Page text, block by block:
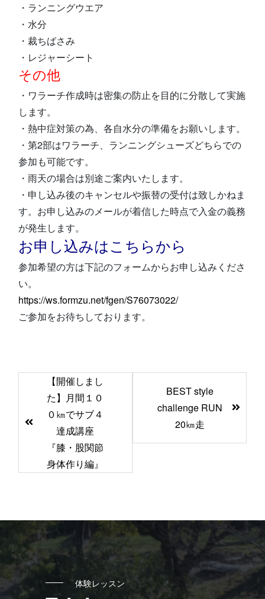
・ランニングウエア
・水分
・裁ちばさみ
・レジャーシート
その他
・ワラーチ作成時は密集の防止を目的に分散して実施
します。
・熱中症対策の為、各自水分の準備をお願いします。
・第2部はワラーチ、ランニングシューズどちらでの
参加も可能です。
・雨天の場合は別途ご案内いたします。
・申し込み後のキャンセルや振替の受付は致しかねま
す。お申し込みのメールが着信した時点で入金の義務
が発生します。
お申し込みはこちらから
参加希望の方は下記のフォームからお申し込みくださ
い。
https://ws.formzu.net/fgen/S76073022/
ご参加をお待ちしております。
の
へ
ン
ク
【開催しまし
た】月間１０
０㎞でサブ４
達成講座
『膝・股関節
身体作り編』
BEST style
challenge RUN
20㎞走
体験レッスン